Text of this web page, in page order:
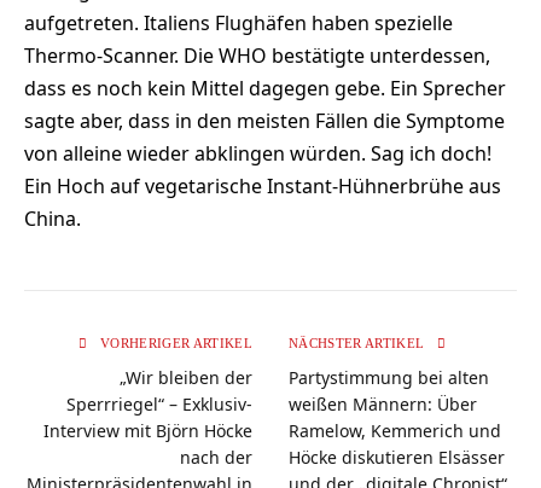
aufgetreten. Italiens Flughäfen haben spezielle
Thermo-Scanner. Die WHO bestätigte unterdessen,
dass es noch kein Mittel dagegen gebe. Ein Sprecher
sagte aber, dass in den meisten Fällen die Symptome
von alleine wieder abklingen würden. Sag ich doch!
Ein Hoch auf vegetarische Instant-Hühnerbrühe aus
China.
VORHERIGER ARTIKEL
„Wir bleiben der
Sperrriegel“ – Exklusiv-
Interview mit Björn Höcke
nach der
Ministerpräsidentenwahl in
NÄCHSTER ARTIKEL
Partystimmung bei alten
weißen Männern: Über
Ramelow, Kemmerich und
Höcke diskutieren Elsässer
und der „digitale Chronist“